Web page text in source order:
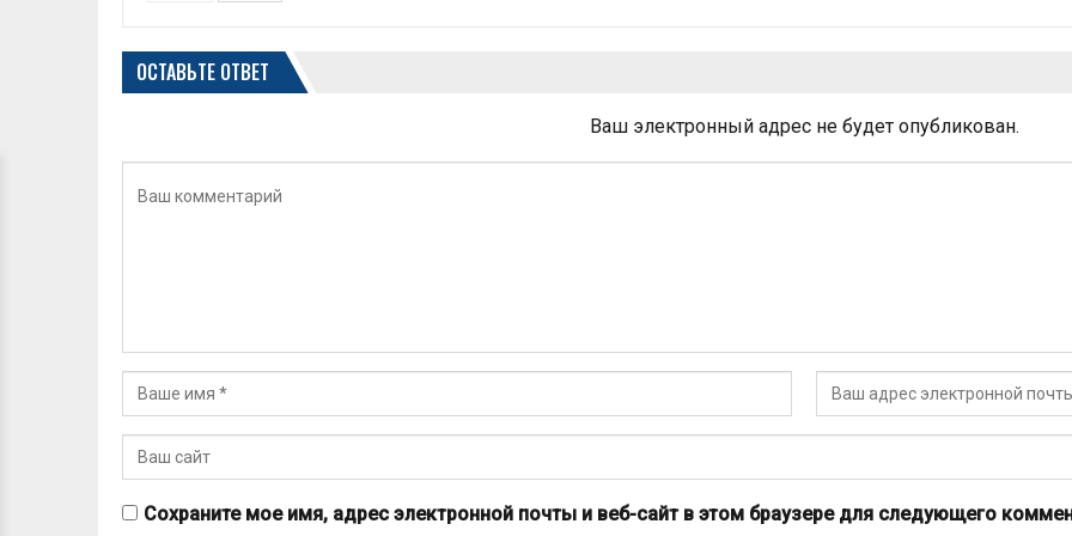
ОСТАВЬТЕ ОТВЕТ
Ваш электронный адрес не будет опубликован.
Сохраните мое имя, адрес электронной почты и веб-сайт в этом браузере для следующего